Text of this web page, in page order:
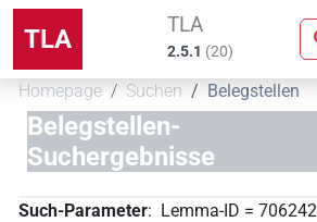
TLA TLA
2.5.1 (20)
Homepage Suchen Belegstellen
Belegstellen-
Suchergebnisse
Such-Parameter: Lemma-ID = 706242